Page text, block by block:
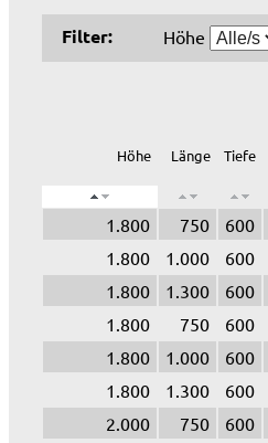
Filter: Höhe
Höhe Länge Tiefe
1.800 750 600
1.800
1.000 600
1.800
1.300 600
1.800
750 600
1.800
1.000 600
1.800
1.300 600
2.000
750 600